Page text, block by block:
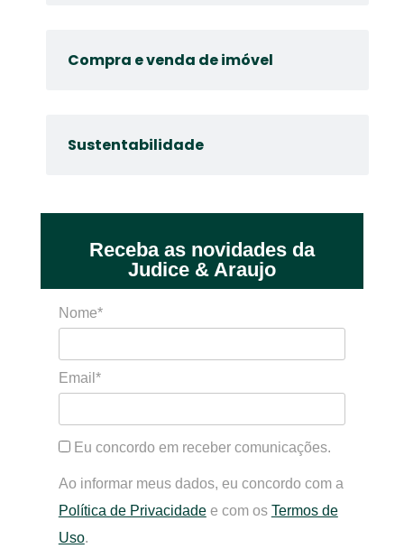
Compra e venda de imóvel
Sustentabilidade
Receba as novidades da
Judice & Araujo
Nome*
Email*
Eu concordo em receber comunicações.
Ao informar meus dados, eu concordo com a
Política de Privacidadee com os Termos de
Uso.